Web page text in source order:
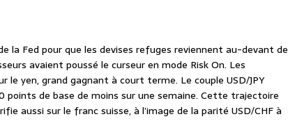
la Fed pour que les devises refuges reviennent au-devant de
avaient poussé le curseur en mode Risk On. Les
yen, grand gagnant à court terme. Le couple USD/JPY
points de base de moins sur une semaine. Cette trajectoire
aussi sur le franc suisse, à l’image de la parité USD/CHF à